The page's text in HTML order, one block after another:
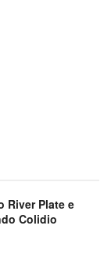
River Plate e
Colidio